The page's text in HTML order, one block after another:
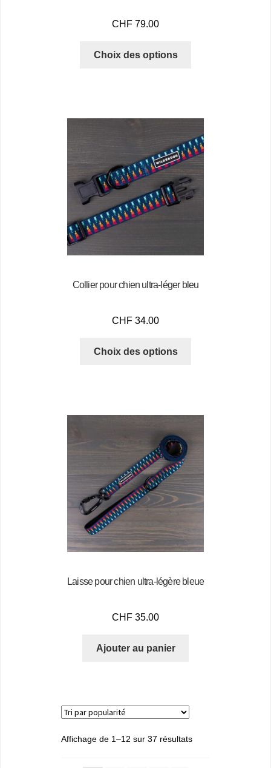
CHF 79.00
Choix des options
Collier pour chien ultra-léger bleu
CHF 34.00
Choix des options
Laisse pour chien ultra-légère bleue
CHF 35.00
Ajouter au panier
Affichage de 1–12 sur 37 résultats